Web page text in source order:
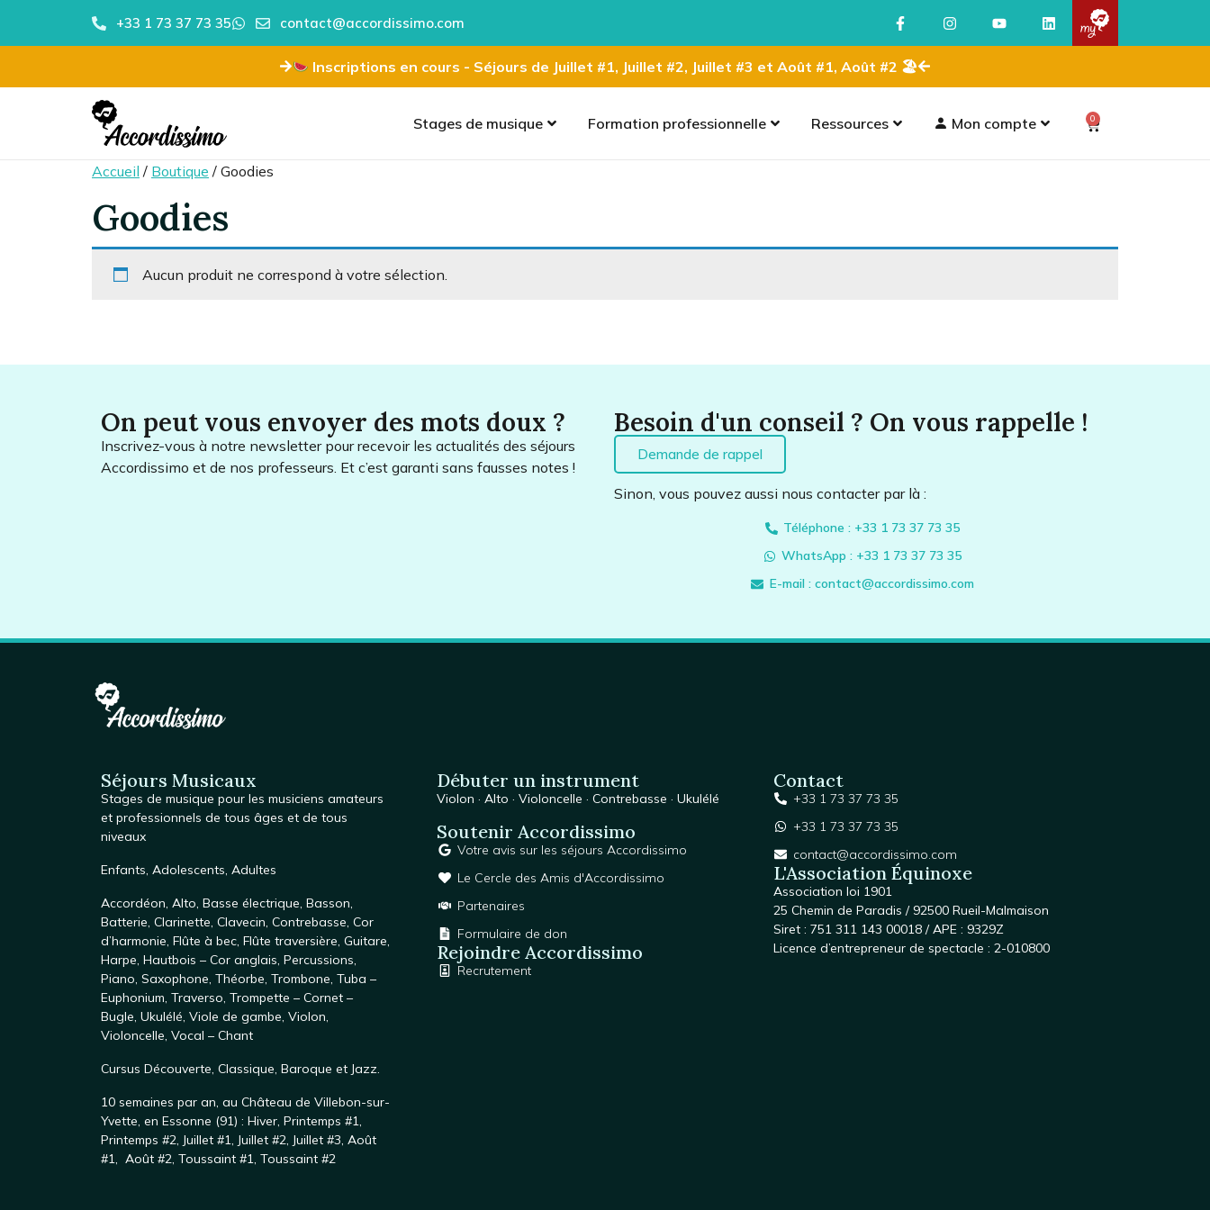
+33 1 73 37 73 35 contact@accordissimo.com
Inscriptions en cours - Séjours de Juillet #1, Juillet #2, Juillet #3 et Août #1, Août #2 🏖
Stages de musique Formation professionnelle Ressources Mon compte 0
Accueil / Boutique / Goodies
Goodies
Aucun produit ne correspond à votre sélection.
On peut vous envoyer des mots doux ?
Inscrivez-vous à notre newsletter pour recevoir les actualités des séjours
Accordissimo et de nos professeurs. Et c’est garanti sans fausses notes !
Besoin d'un conseil ? On vous rappelle !
Demande de rappel
Sinon, vous pouvez aussi nous contacter par là :
Téléphone : +33 1 73 37 73 35
WhatsApp : +33 1 73 37 73 35
E-mail : contact@accordissimo.com
Séjours Musicaux
Stages de musique pour les musiciens amateurs
et professionnels de tous âges et de tous
niveaux
Enfants, Adolescents, Adultes
Accordéon, Alto, Basse électrique, Basson,
Batterie, Clarinette, Clavecin, Contrebasse, Cor
d’harmonie, Flûte à bec, Flûte traversière, Guitare,
Harpe, Hautbois – Cor anglais, Percussions,
Piano, Saxophone, Théorbe, Trombone, Tuba –
Euphonium, Traverso, Trompette – Cornet –
Bugle, Ukulélé, Viole de gambe, Violon,
Violoncelle, Vocal – Chant
Cursus Découverte, Classique, Baroque et Jazz.
10 semaines par an, au Château de Villebon-sur-
Yvette, en Essonne (91) : Hiver, Printemps #1,
Printemps #2, Juillet #1, Juillet #2, Juillet #3, Août
#1, Août #2, Toussaint #1, Toussaint #2
Débuter un instrument
Violon ·Alto ·Violoncelle ·Contrebasse ·Ukulélé
Soutenir Accordissimo
Votre avis sur les séjours Accordissimo
Le Cercle des Amis d'Accordissimo
Partenaires
Formulaire de don
Rejoindre Accordissimo
Recrutement
Contact
+33 1 73 37 73 35
+33 1 73 37 73 35
contact@accordissimo.com
L'Association Équinoxe
Association loi 1901
25 Chemin de Paradis / 92500 Rueil-Malmaison
Siret : 751 311 143 00018 / APE : 9329Z
Licence d’entrepreneur de spectacle : 2-010800